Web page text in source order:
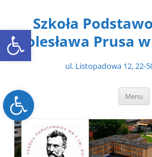
Open toolbar
Open toolbar
treściSzkoła
Bolesława Prusa
ul. Listopadowa 12, 22-
Menu